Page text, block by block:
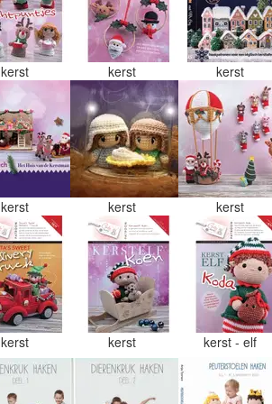
kerst kerst kerst
kerst kerst kerst
kerst kerst kerst - elf